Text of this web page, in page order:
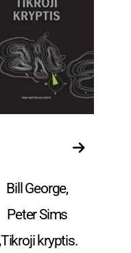
Verslas, vadyba ir
Bill George,
Peter Sims
kryptis.